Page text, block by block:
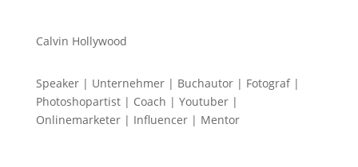
Calvin Hollywood
Speaker | Unternehmer | Buchautor | Fotograf |
Photoshopartist | Coach | Youtuber |
Onlinemarketer | Influencer | Mentor